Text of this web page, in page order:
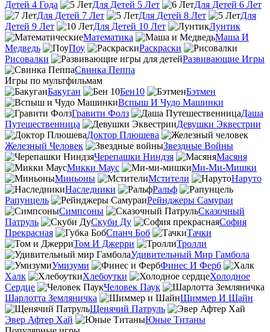
Детей 4 Года
Для Детей 5 Лет
Для Детей 6 Лет
Для Детей 7 Лет
Для Детей 8 Лет
Для
Детей 9 Лет
Для Детей 10 Лет
Лунтик
Математика
Маша И
Медведь
Поу
Раскраски
Рисовалки
Развивающие Игры
Свинка Пеппа
Игры по мультфильмам
Бакуган
Бен10
Бэтмен
Вспыш И Чудо Машинки
Гравити Фолз
Даша
Путешественница
Девушки Эквестрии
Доктор Плюшева
Железный Человек
Звездные Войны
Черепашки Ниндзя
Масяня
Микки Маус
Ми-Ми-Мишки
Миньоны
Мстители
Наруто
Наследники
Ральф
Рапунцель
Рейнджеры Самураи
Симпсоны
Сказочный
Патруль
Скуби Ду
София
Прекрасная
Спанч Боб
Тачки
Том И Джерри
Тролли
Удивительный Мир Гамбола
Умизуми
Финес И Ферб
Халк
Хлебоутки
Холодное
Сердце
Человек Паук
Шарлотта Земляничка
Шиммер И Шайн
Щенячий Патруль
Эвер Афтер Хай
Юные Титаны